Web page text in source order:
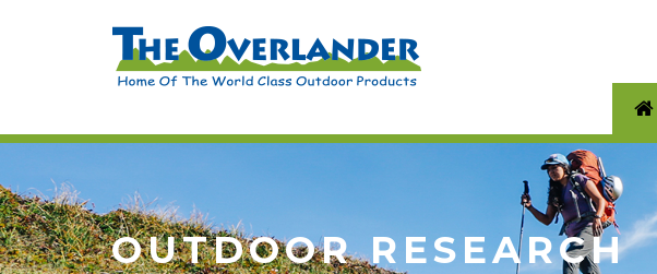
OUTDOOR RESEARCH